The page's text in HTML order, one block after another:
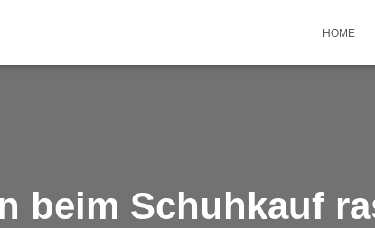
HOME
beim Schuhkauf